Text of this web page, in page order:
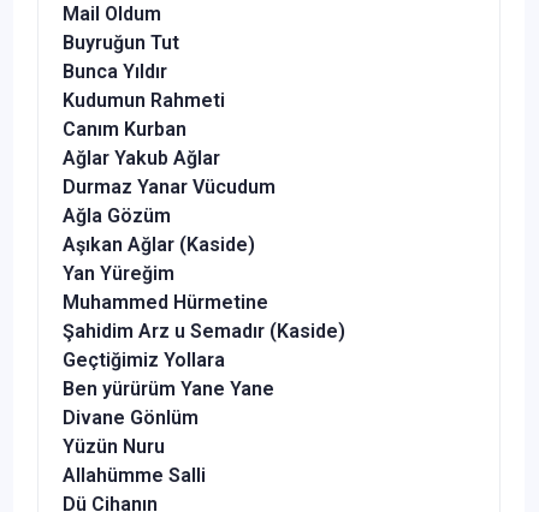
Mail Oldum
Buyruğun Tut
Bunca Yıldır
Kudumun Rahmeti
Canım Kurban
Ağlar Yakub Ağlar
Durmaz Yanar Vücudum
Ağla Gözüm
Aşıkan Ağlar (Kaside)
Yan Yüreğim
Muhammed Hürmetine
Şahidim Arz u Semadır (Kaside)
Geçtiğimiz Yollara
Ben yürürüm Yane Yane
Divane Gönlüm
Yüzün Nuru
Allahümme Salli
Dü Cihanın